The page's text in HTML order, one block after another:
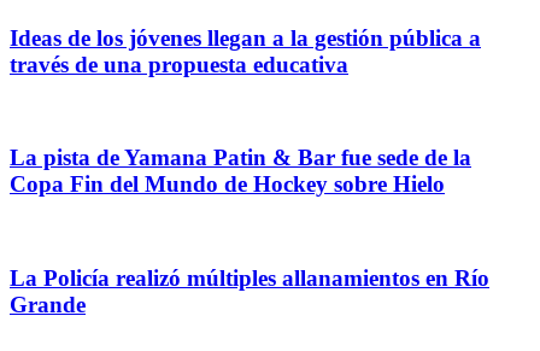
Ideas de los jóvenes llegan a la gestión pública a
través de una propuesta educativa
La pista de Yamana Patin & Bar fue sede de la
Copa Fin del Mundo de Hockey sobre Hielo
La Policía realizó múltiples allanamientos en Río
Grande